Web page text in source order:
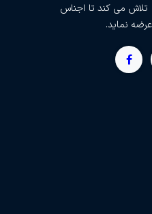
تلاش می کند تا اجناس
نماید.